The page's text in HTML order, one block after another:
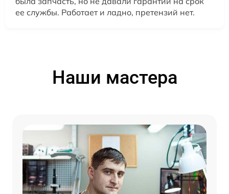
ее службы. Работает и ладно, претензий нет.
Наши мастера